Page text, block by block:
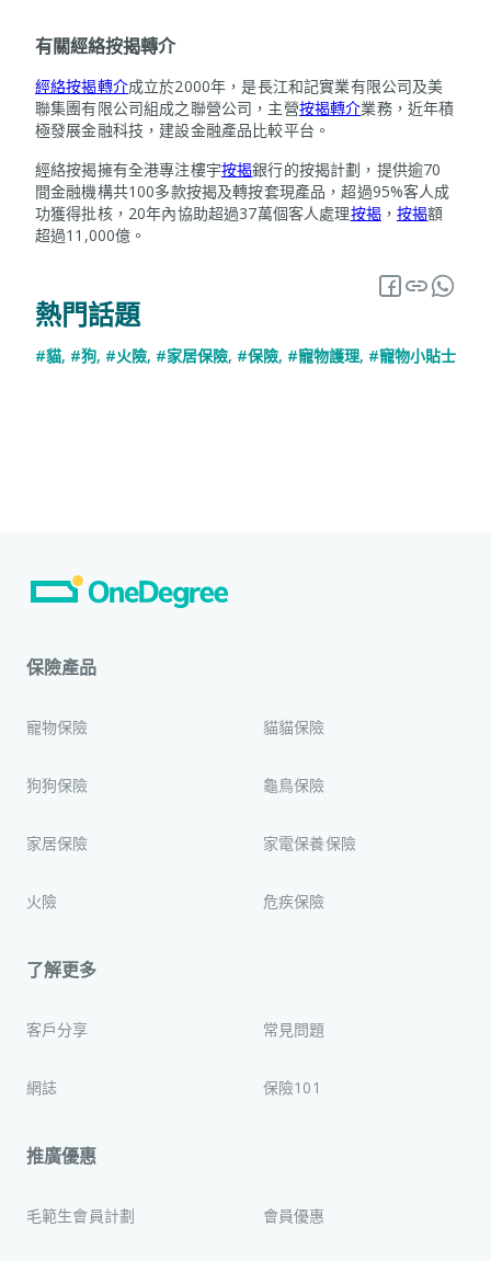
有關經絡按揭轉介
經絡按揭轉介成立於2000年，是長江和記實業有限公司及美
聯集團有限公司組成之聯營公司，主營按揭轉介業務，近年積
極發展金融科技，建設金融產品比較平台。
經絡按揭擁有全港專注樓宇按揭銀行的按揭計劃，提供逾70
間金融機構共100多款按揭及轉按套現產品，超過95%客人成
功獲得批核，20年內協助超過37萬個客人處理按揭，按揭額
超過11,000億。
熱門話題
#貓, #狗, #火險, #家居保險, #保險, #寵物護理, #寵物小貼士
保險產品
寵物保險 貓貓保險
狗狗保險 龜鳥保險
家居保險 家電保養保險
火險 危疾保險
了解更多
客戶分享 常見問題
網誌 保險101
推廣優惠
毛範生會員計劃 會員優惠